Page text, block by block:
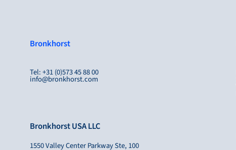
Bronkhorst
Tel: +31 (0)573 45 88 00
info@bronkhorst.com
Bronkhorst USA LLC
1550 Valley Center Parkway Ste, 100